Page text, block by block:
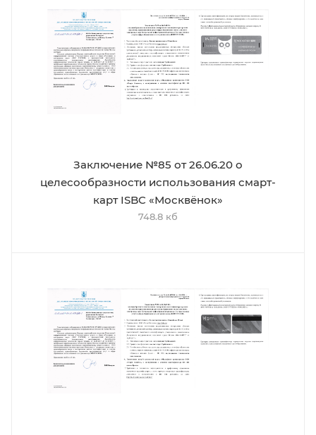
Заключение №85 от 26.06.20 о
целесообразности использования смарт-
карт ISBC «Москвёнок»
748.8 кб